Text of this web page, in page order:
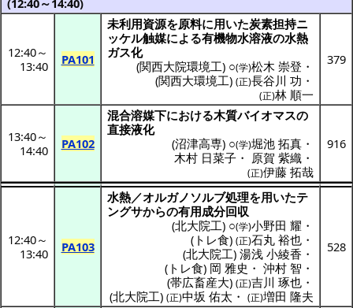
(12:40～14:40)
12:40～
13:40
PA101
未利用資源を原料に用いた炭素担持ニ
ッケル触媒による有機物水溶液の水熱
ガス化
(関西大院環境工) ○(学)松木 崇登 ・
(関西大環境工) (正)長谷川 功 ・
(正)林 順一
379
13:40～
14:40
PA102
混合溶媒下における木質バイオマスの
直接液化
(沼津高専) ○(学)堀池 拓真・
木村 日菜子・ 原賀 紫織・
(正)伊藤 拓哉
916
12:40～
13:40
PA103
水熱／オルガノソルブ処理を用いたテ
ングサからの有用成分回収
(北大院工) ○(学)小野田 耀 ・
(トレ食) (正)石丸 裕也・
(北大院工) 湯浅 小綾香 ・
(トレ食) 岡 雅史 ・ 沖村 智 ・
(帯広畜産大) (正)吉川 琢也・
(北大院工) (正)中坂 佑太 ・ (正)増田 隆夫
528